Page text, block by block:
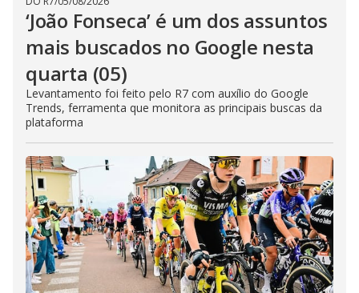
‘João Fonseca’ é um dos assuntos
mais buscados no Google nesta
quarta (05)
Levantamento foi feito pelo R7 com auxílio do Google
Trends, ferramenta que monitora as principais buscas da
plataforma